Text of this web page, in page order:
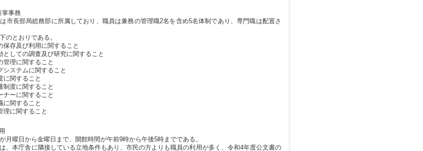
掌事務
市長部局総務部に所属しており、職員は兼務の管理職2名を含め5名体制であり、専門職は配置さ
のとおりである。
存及び利用に関すること
しての調査及び研究に関すること
理に関すること
ステムに関すること
関すること
度に関すること
ーに関すること
関すること
に関すること
月曜日から金曜日まで、開館時間が午前9時から午後5時までである。
、本庁舎に隣接している立地条件もあり、市民の方よりも職員の利用が多く、令和4年度公文書の